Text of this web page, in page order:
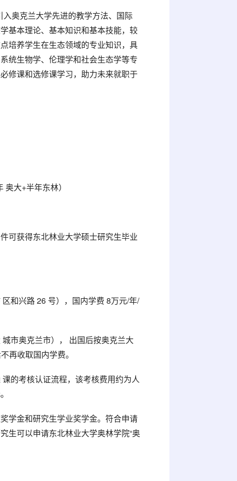
入奥克兰大学先进的教学方法、国际
基本理论、基本知识和基本技能，较
培养学生在生态领域的专业知识，具
统生物学、伦理学和社会生态学等专
修课和选修课学习，助力未来就职于
大+半年东林）
可获得东北林业大学硕士研究生毕业
和兴路 26 号），国内学费 8万元/年/
市奥克兰市）， 出国后按奥克兰大
再收取国内学费。
的考核认证流程，该考核费用约为人
学金和研究生学业奖学金。符合申请
生可以申请东北林业大学奥林学院“奥